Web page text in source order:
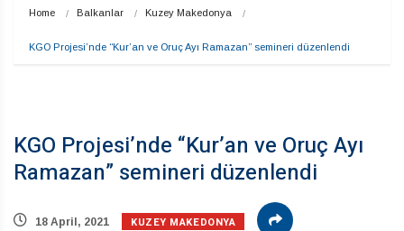
Home Balkanlar Kuzey Makedonya
KGO Projesi’nde “Kur’an ve Oruç Ayı Ramazan” semineri düzenlendi
KGO Projesi’nde “Kur’an ve Oruç Ayı
Ramazan” semineri düzenlendi
18 April, 2021 KUZEY MAKEDONYA